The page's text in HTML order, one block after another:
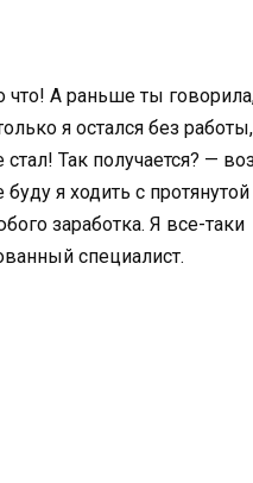
что! А раньше ты
я остался без
стал! Так получается? —
я ходить с
заработка. Я все-таки
специалист.